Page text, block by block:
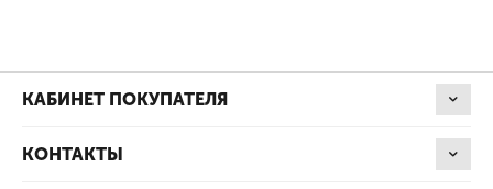
КАБИНЕТ ПОКУПАТЕЛЯ
КОНТАКТЫ